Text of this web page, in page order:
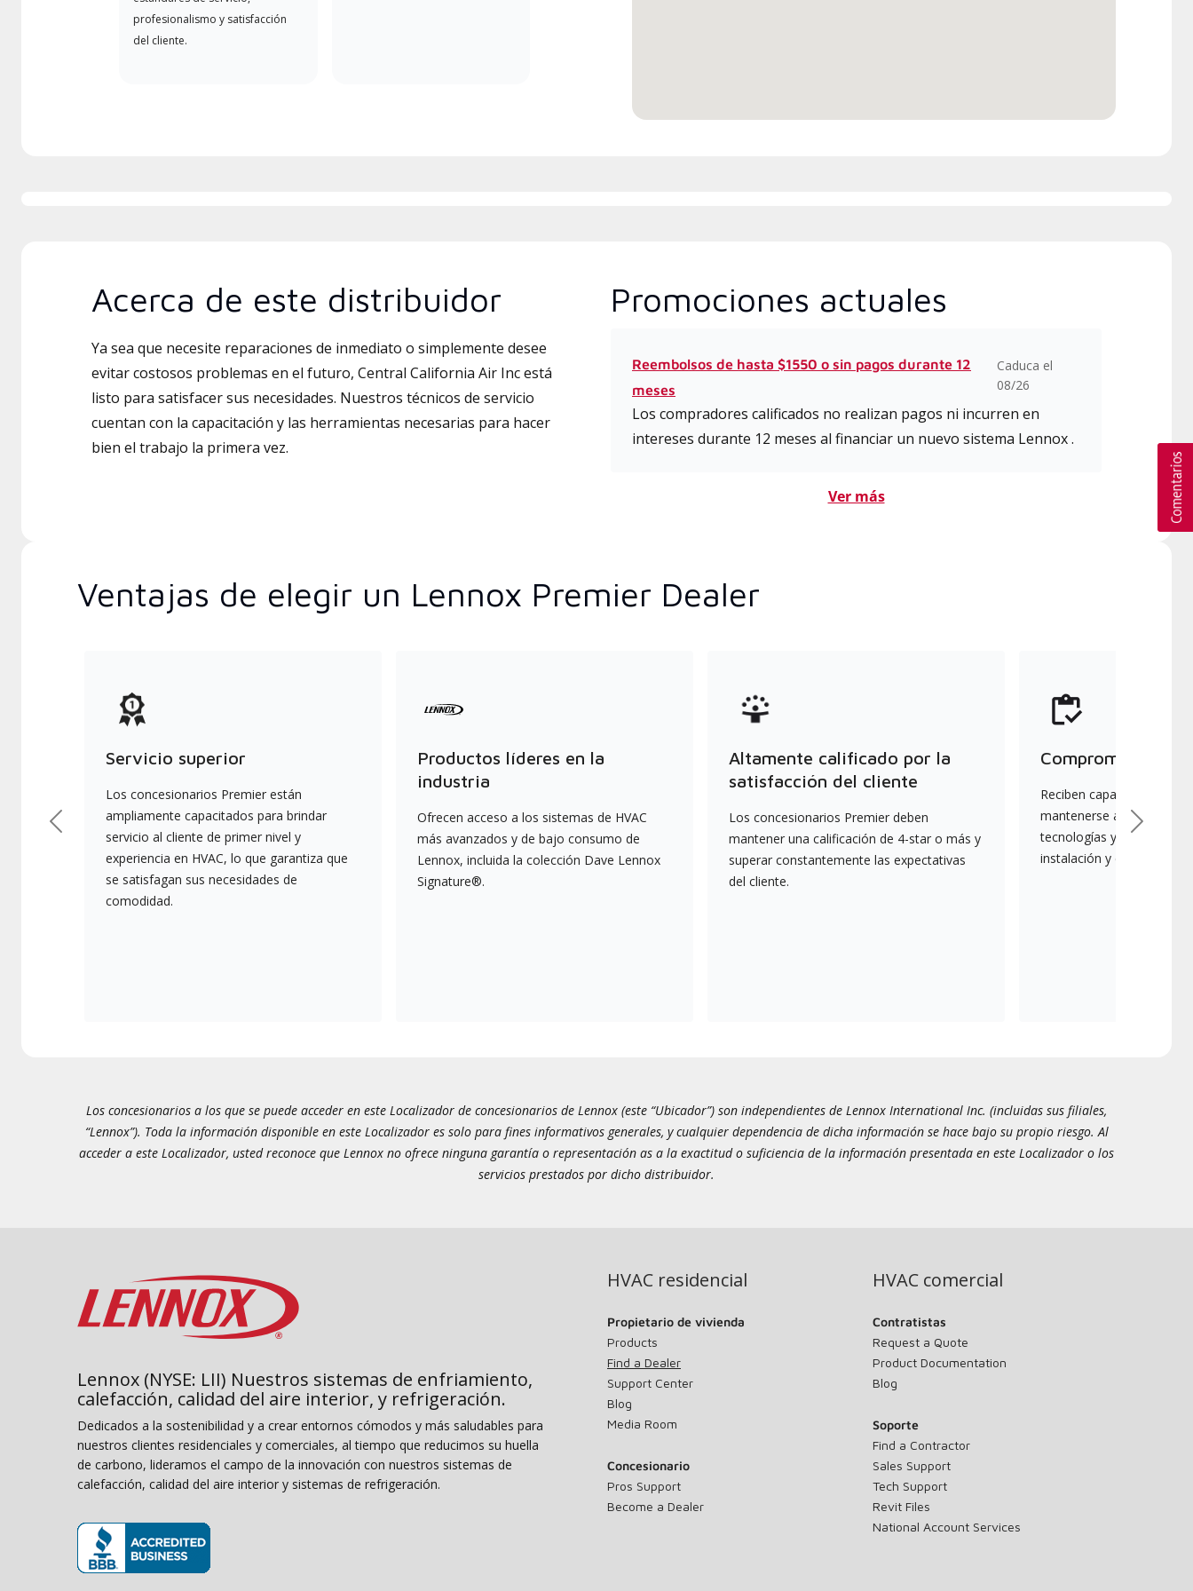
profesionalismo y satisfacción
del cliente.
Acerca de este distribuidor
Ya sea que necesite reparaciones de inmediato o simplemente desee
evitar costosos problemas en el futuro, Central California Air Inc está
listo para satisfacer sus necesidades. Nuestros técnicos de servicio
cuentan con la capacitación y las herramientas necesarias para hacer
bien el trabajo la primera vez.
Promociones actuales
Reembolsos de hasta $1550 o sin pagos durante 12
meses
Caduca el
08/26
Los compradores calificados no realizan pagos ni incurren en
intereses durante 12 meses al financiar un nuevo sistema Lennox .
Ver más
Ventajas de elegir un Lennox Premier Dealer
Servicio superior
Los concesionarios Premier están
ampliamente capacitados para brindar
servicio al cliente de primer nivel y
experiencia en HVAC, lo que garantiza que
se satisfagan sus necesidades de
comodidad.
Productos líderes en la
industria
Ofrecen acceso a los sistemas de HVAC
más avanzados y de bajo consumo de
Lennox, incluida la colección Dave Lennox
Signature®.
Altamente calificado por la
satisfacción del cliente
Los concesionarios Premier deben
mantener una calificación de 4-star o más y
superar constantemente las expectativas
del cliente.
Compromiso con
Reciben capacitación
mantenerse actualizados
tecnologías y mejores
instalación y el
Previous Next
Los concesionarios a los que se puede acceder en este Localizador de concesionarios de Lennox (este “Ubicador”) son independientes de Lennox International Inc. (incluidas sus filiales,
“Lennox”). Toda la información disponible en este Localizador es solo para fines informativos generales, y cualquier dependencia de dicha información se hace bajo su propio riesgo. Al
acceder a este Localizador, usted reconoce que Lennox no ofrece ninguna garantía o representación as a la exactitud o suficiencia de la información presentada en este Localizador o los
servicios prestados por dicho distribuidor.
Lennox (NYSE: LII) Nuestros sistemas de enfriamiento,
calefacción, calidad del aire interior, y refrigeración.
Dedicados a la sostenibilidad y a crear entornos cómodos y más saludables para
nuestros clientes residenciales y comerciales, al tiempo que reducimos su huella
de carbono, lideramos el campo de la innovación con nuestros sistemas de
calefacción, calidad del aire interior y sistemas de refrigeración.
HVAC residencial
Propietario de vivienda
Products
Find a Dealer
Support Center
Blog
Media Room
Concesionario
Pros Support
Become a Dealer
HVAC comercial
Contratistas
Request a Quote
Product Documentation
Blog
Soporte
Find a Contractor
Sales Support
Tech Support
Revit Files
National Account Services